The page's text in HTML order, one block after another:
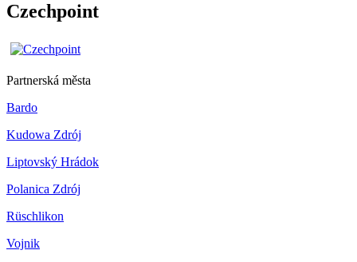
Czechpoint
Partnerská města
Bardo
Kudowa Zdrój
Liptovský Hrádok
Polanica Zdrój
Rüschlikon
Vojnik